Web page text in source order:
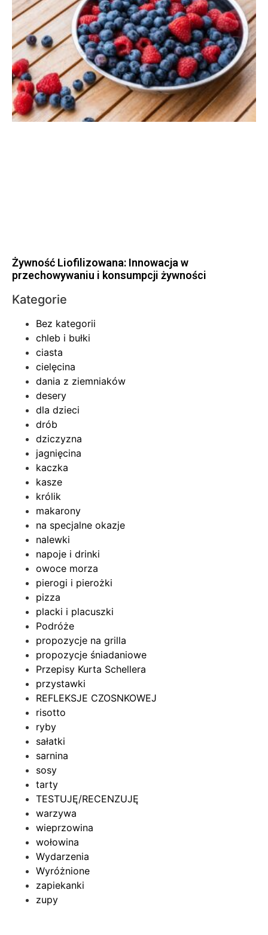
Żywność Liofilizowana: Innowacja w
przechowywaniu i konsumpcji żywności
Kategorie
Bez kategorii
chleb i bułki
ciasta
cielęcina
dania z ziemniaków
desery
dla dzieci
drób
dziczyzna
jagnięcina
kaczka
kasze
królik
makarony
na specjalne okazje
nalewki
napoje i drinki
owoce morza
pierogi i pierożki
pizza
placki i placuszki
Podróże
propozycje na grilla
propozycje śniadaniowe
Przepisy Kurta Schellera
przystawki
REFLEKSJE CZOSNKOWEJ
risotto
ryby
sałatki
sarnina
sosy
tarty
TESTUJĘ/RECENZUJĘ
warzywa
wieprzowina
wołowina
Wydarzenia
Wyróżnione
zapiekanki
zupy